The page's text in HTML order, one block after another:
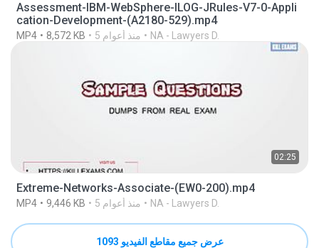
Assessment-IBM-WebSphere-ILOG-JRules-V7-0-Appli
cation-Development-(A2180-529).mp4
MP4 8,572 KB 5 منذ أعوام NA - Lawyers D.
02:25
Extreme-Networks-Associate-(EW0-200).mp4
MP4 9,446 KB 5 منذ أعوام NA - Lawyers D.
عرض جميع مقاطع الفيديو 1093